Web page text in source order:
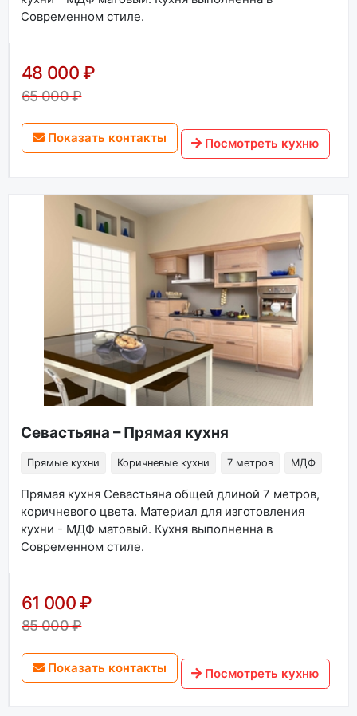
Современном стиле.
48 000 ₽
65 000 ₽
Показать контакты Посмотреть кухню
Севастьяна – Прямая кухня
Прямые кухни Коричневые кухни 7 метров МДФ
Прямая кухня Севастьяна общей длиной 7 метров,
коричневого цвета. Материал для изготовления
кухни - МДФ матовый. Кухня выполненна в
Современном стиле.
61 000 ₽
85 000 ₽
Показать контакты Посмотреть кухню